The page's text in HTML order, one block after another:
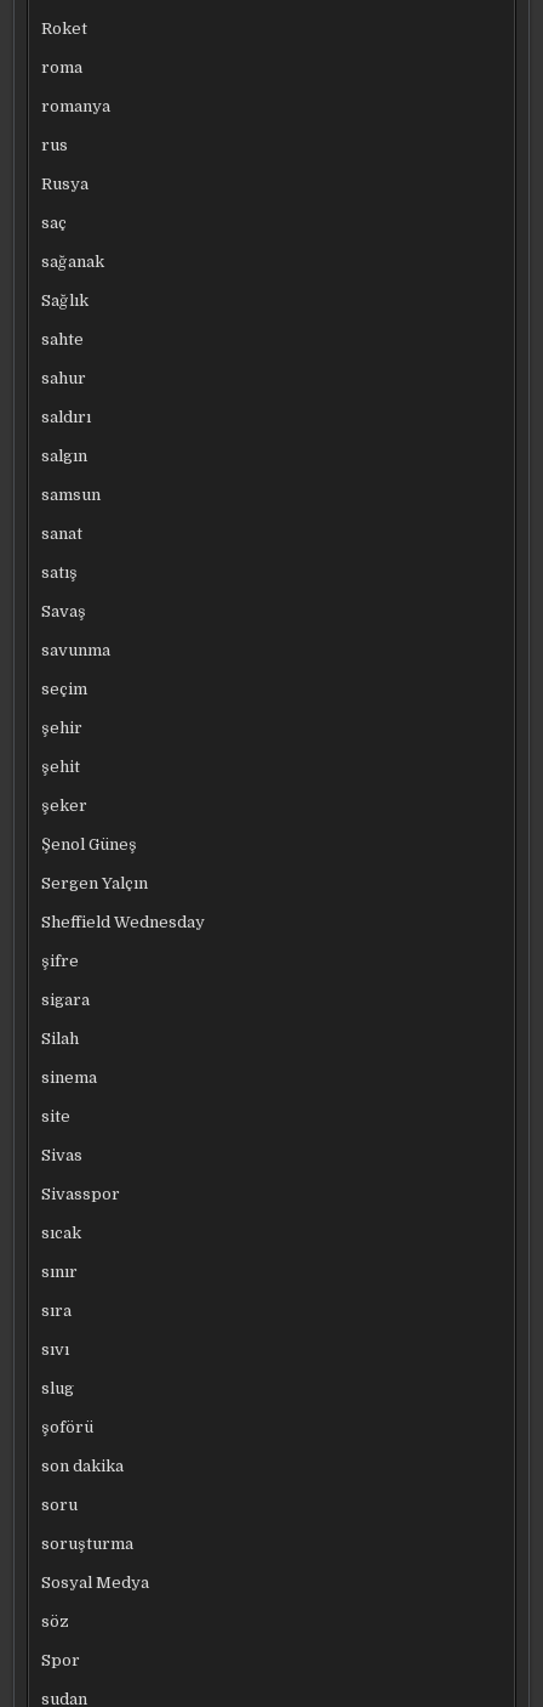
Roket
roma
romanya
rus
Rusya
saç
sağanak
Sağlık
sahte
sahur
saldırı
salgın
samsun
sanat
satış
Savaş
savunma
seçim
şehir
şehit
şeker
Şenol Güneş
Sergen Yalçın
Sheffield Wednesday
şifre
sigara
Silah
sinema
site
Sivas
Sivasspor
sıcak
sınır
sıra
sıvı
slug
şoförü
son dakika
soru
soruşturma
Sosyal Medya
söz
Spor
sudan